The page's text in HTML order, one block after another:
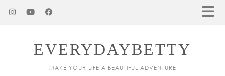
EVERYDAYBETTY
MAKE YOUR LIFE A BEAUTIFUL ADVENTURE